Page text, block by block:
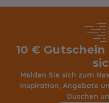
10 €
Melden Sie sich zum
Inspiration, Angebote
Duschen